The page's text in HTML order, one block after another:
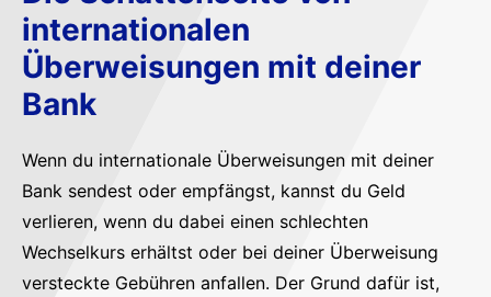
internationalen
Überweisungen mit deiner
Bank
Wenn du internationale Überweisungen mit deiner
Bank sendest oder empfängst, kannst du Geld
verlieren, wenn du dabei einen schlechten
Wechselkurs erhältst oder bei deiner Überweisung
versteckte Gebühren anfallen. Der Grund dafür ist,